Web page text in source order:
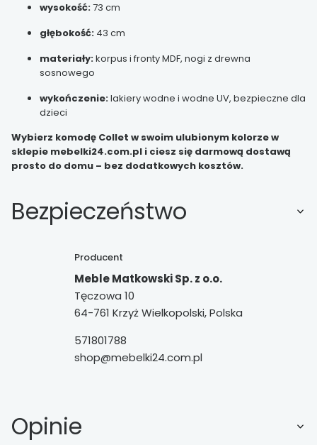
wysokość:73 cm
głębokość: 43 cm
materiały:korpus i fronty MDF, nogi z drewna
sosnowego
wykończenie:lakiery wodne i wodne UV, bezpieczne dla
dzieci
Wybierz komodę Collet w swoim ulubionym kolorze w
sklepie mebelki24.com.pl i ciesz się darmową dostawą
prosto do domu – bez dodatkowych kosztów.
Bezpieczeństwo
Producent
Meble Matkowski Sp. z o.o.
Tęczowa 10
64-761 Krzyż Wielkopolski, Polska
571801788
shop@mebelki24.com.pl
Opinie